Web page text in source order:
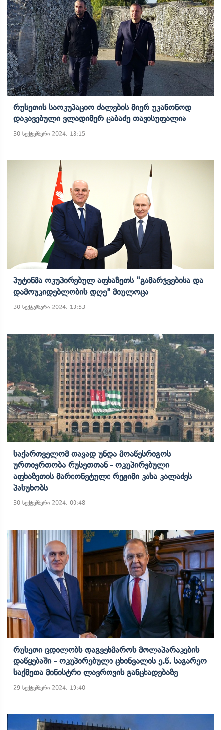
Რუსეთის Საოკუპაციო Ძალების Მიერ Უკანონოდ
Დაკავებული Ვლადიმერ Ცაბაძე Თავისუფალია
30 სექტემბერი 2024, 18:15
Პუტინმა Ოკუპირებულ Აფხაზეთს "გამარჯვებისა Და
Დამოუკიდებლობის Დღე" Მიულოცა
30 სექტემბერი 2024, 13:53
Საქართველომ Თავად Უნდა Მოაწესრიგოს
Ურთიერთობა Რუსეთთან - Ოკუპირებული
Აფხაზეთის Მარიონეტული Რეჟიმი Კახა Კალაძეს
Პასუხობს
30 სექტემბერი 2024, 00:48
Რუსეთი Ცდილობს Დაგვეხმაროს Მოლაპარაკების
Დაწყებაში - Ოკუპირებული Ცხინვალის Ე.წ. Საგარეო
Საქმეთა Მინისტრი Ლავროვის Განცხადებაზე
29 სექტემბერი 2024, 19:40